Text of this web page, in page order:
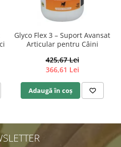
Glyco Flex 3 – Suport Avansat
Articular pentru Câini
425,67 Lei
366,61 Lei
Adaugă în coș